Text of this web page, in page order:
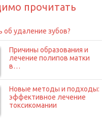
прочитать
об удаление зубов?
Причины образования и
лечение полипов матки
в…
Новые методы и подходы:
эффективное лечение
токсикомании